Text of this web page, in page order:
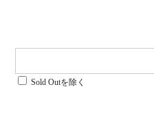
Sold Outを除く